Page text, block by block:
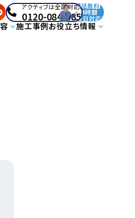
アクティブは全国対応!
0120-084-085
通話無料
24時間
365日対応!
施工事例お役立ち情報